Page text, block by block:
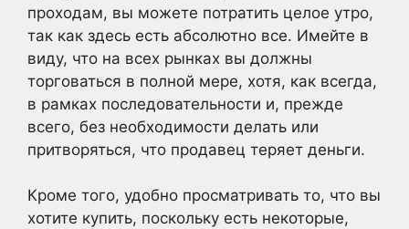
проходам, вы можете потратить целое утро,
так как здесь есть абсолютно все. Имейте в
виду, что на всех рынках вы должны
торговаться в полной мере, хотя, как всегда,
в рамках последовательности и, прежде
всего, без необходимости делать или
притворяться, что продавец теряет деньги.
Кроме того, удобно просматривать то, что вы
хотите купить, поскольку есть некоторые,